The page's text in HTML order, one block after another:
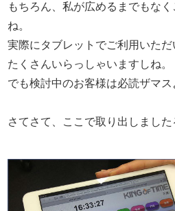
もちろん、私が広めるまでもな
ね。
実際にタブレットでご利用いた
たくさんいらっしゃいますしね。
でも検討中のお客様は必読ザマス
さてさて、ここで取り出しました